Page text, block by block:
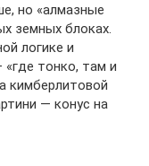
но «алмазные
земных блоках.
логике и
тонко, там и
кимберлитовой
— конус на